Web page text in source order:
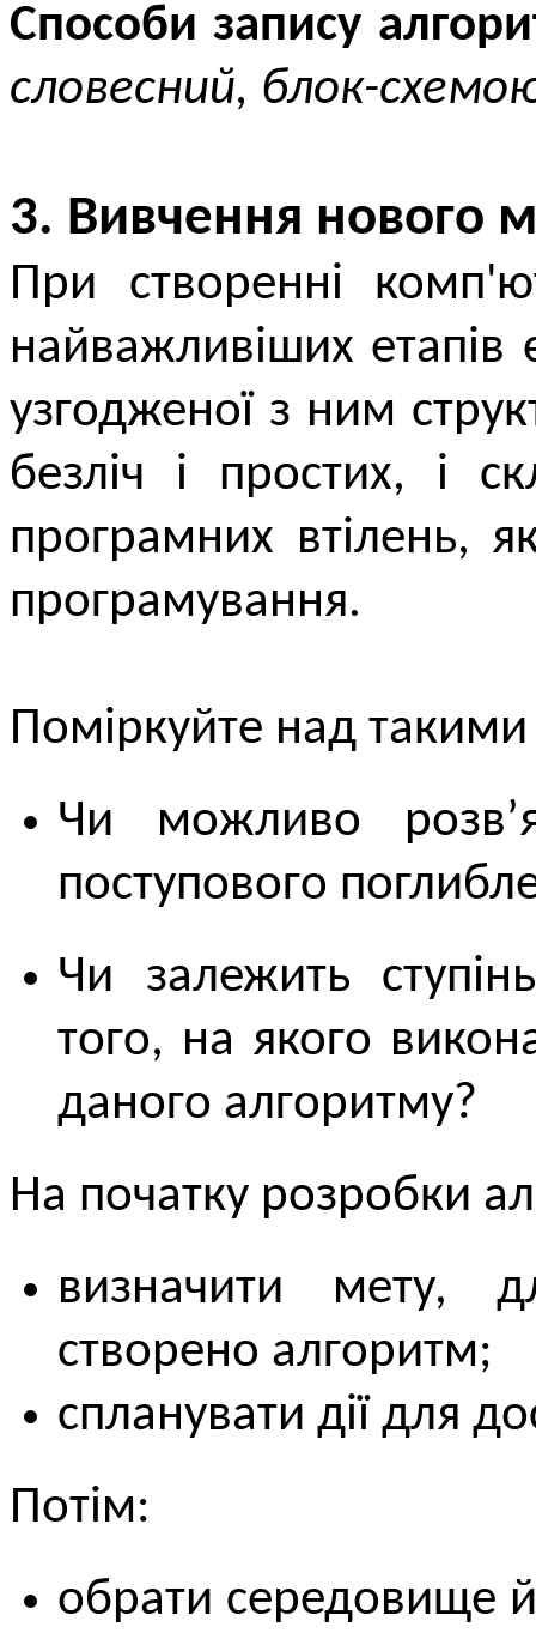
Способи запису
словесний, блок-
3. Вивчення нового
При створенні
найважливіших етапів
узгодженої з ним
безліч і простих, і
програмних втілень,
програмування.
Поміркуйте над
Чи можливо
поступового
Чи залежить
того, на якого
даного алгоритму?
На початку розробки
визначити мету,
створено алгоритм;
спланувати дії для
Потім:
обрати середовище